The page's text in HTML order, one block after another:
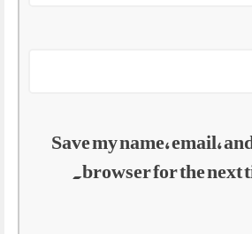
Save my name, email,
browser for the next